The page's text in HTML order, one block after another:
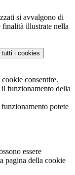
si avvalgono di
finalità illustrate nella
i cookies
consentire.
funzionamento della
potete
essere
pagina della cookie